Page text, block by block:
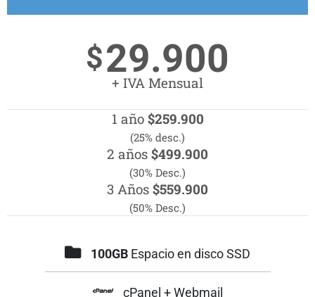
$29.900
+ IVA Mensual
1 año $259.900
(25% desc.)
2 años $499.900
(30% Desc.)
3 Años $559.900
(50% Desc.)
100GB Espacio en disco SSD
cPanel + Webmail